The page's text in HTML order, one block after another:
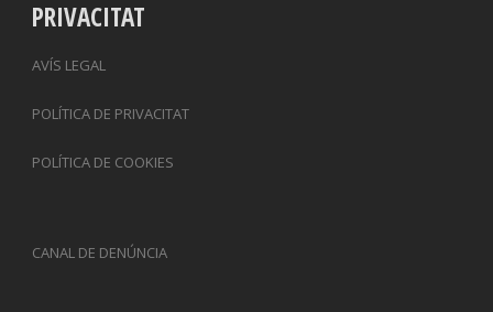
PRIVACITAT
AVÍS LEGAL
POLÍTICA DE PRIVACITAT
POLÍTICA DE COOKIES
CANAL DE DENÚNCIA